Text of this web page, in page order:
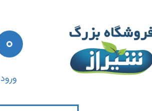
ورود
تغییر گذر واژه
سفارشات
۰